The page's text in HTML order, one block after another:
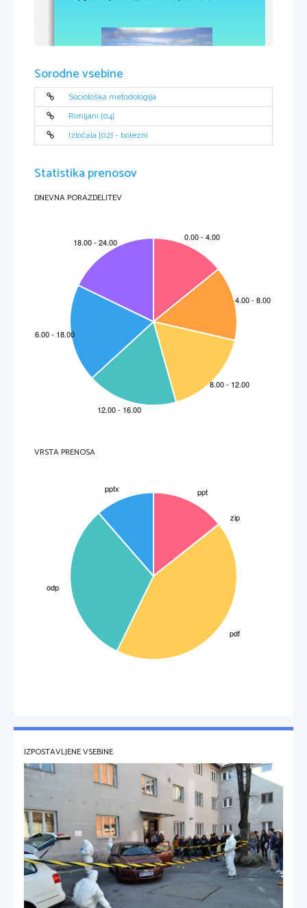
Pissarro je bil tretji sin v družini.Živeli so nad njihovo trgovino v
pristanišču. Ko je dopolnil 12 let, so ga poslali v šolo v Pariz. Mladi
Sorodne vsebine
Sociološka metodologija
Rimljani [04]
Izločala [02] - bolezni
Statistika prenosov
DNEVNA PORAZDELITEV
VRSTA PRENOSA
IZPOSTAVLJENE VSEBINE